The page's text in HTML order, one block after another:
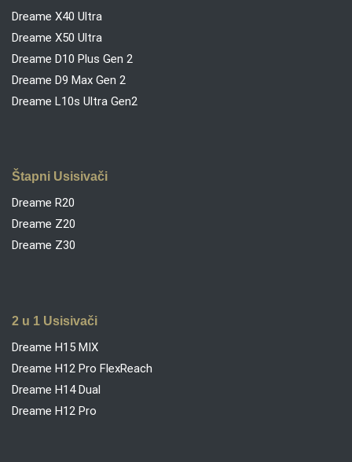
Dreame X40 Ultra
Dreame X50 Ultra
Dreame D10 Plus Gen 2
Dreame D9 Max Gen 2
Dreame L10s Ultra Gen2
Štapni Usisivači
Dreame R20
Dreame Z20
Dreame Z30
2 u 1 Usisivači
Dreame H15 MIX
Dreame H12 Pro FlexReach
Dreame H14 Dual
Dreame H12 Pro